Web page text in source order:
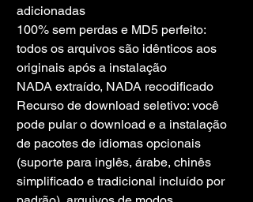
adicionadas
100% sem perdas e MD5 perfeito:
todos os arquivos são idênticos aos
originais após a instalação
NADA extraído, NADA recodificado
Recurso de download seletivo: você
pode pular o download e a instalação
de pacotes de idiomas opcionais
(suporte para inglês, árabe, chinês
simplificado e tradicional incluído por